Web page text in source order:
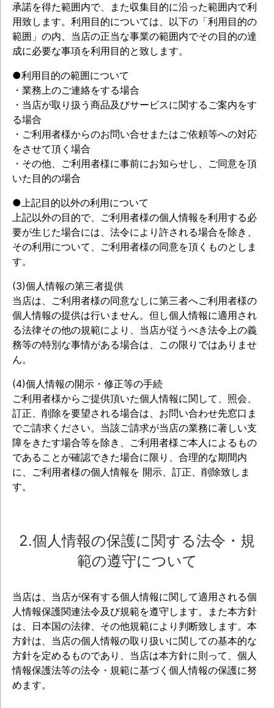
承諾を得た範囲内で、また収集目的に沿った範囲内で利
用致します。利用目的については、以下の「利用目的の
範囲」の内、当店の正当な事業の範囲内でその目的の達
成に必要な事項を利用目的と致します。
●利用目的の範囲について
・業務上のご連絡をする場合
・当店が取り扱う商品及びサービスに関するご案内をす
る場合
・ご利用者様からのお問い合せまたはご依頼等への対応
をさせて頂く場合
・その他、ご利用者様に事前にお知らせし、ご同意を頂
いた目的の場合
●上記目的以外の利用について
上記以外の目的で、ご利用者様の個人情報を利用する必
要が生じた場合には、法令により許される場合を除き、
その利用について、ご利用者様の同意を頂くものとしま
す。
(3)個人情報の第三者提供
当店は、ご利用者様の同意なしに第三者へご利用者様の
個人情報の提供は行いません。但し個人情報に適用され
る法律その他の規範により、当店が従うべき法令上の義
務等の特別な事情がある場合は、この限りではありませ
ん。
(4)個人情報の開示・修正等の手続
ご利用者様からご提供頂いた個人情報に関して、照会、
訂正、削除を要望される場合は、お問い合わせ先窓口ま
でご請求ください。当該ご請求が当店の業務に著しい支
障をきたす場合等を除き、ご利用者様ご本人によるもの
であることが確認できた場合に限り、合理的な期間内
に、ご利用者様の個人情報を 開示、訂正、削除致しま
す。
2.個人情報の保護に関する法令・規
範の遵守について
当店は、当店が保有する個人情報に関して適用される個
人情報保護関連法令及び規範を遵守します。また本方針
は、日本国の法律、その他規範により判断致します。本
方針は、当店の個人情報の取り扱いに関しての基本的な
方針を定めるものであり、当店は本方針に則って、個人
情報保護法等の法令・規範に基づく個人情報の保護に努
めます。